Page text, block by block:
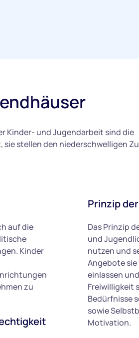
Kinder- und Jugendarbeit sind die
stellen den niederschwelligen
auf die
Kinder
zu
Prinzip
Das Prinzip
und
nutzen und
Angebote
einlassen
Freiwilligkeit
Bedürfnisse
sowie
Motivation.